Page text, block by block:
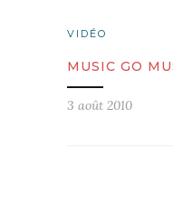
VIDÉO
MUSIC GO
3 août 2010